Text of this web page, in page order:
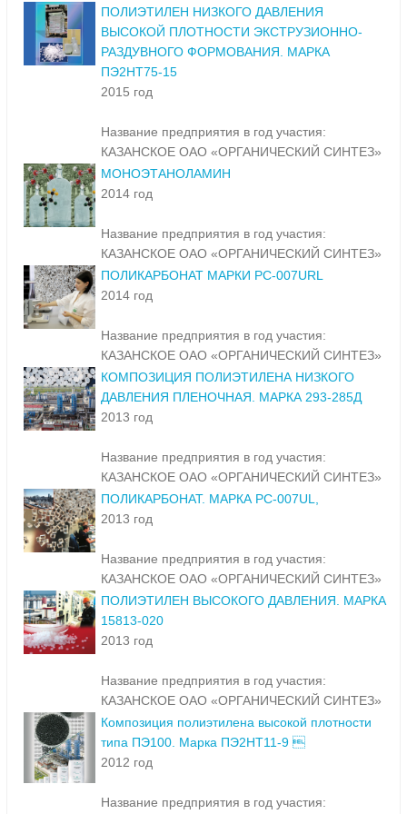
ПОЛИЭТИЛЕН НИЗКОГО ДАВЛЕНИЯ
ВЫСОКОЙ ПЛОТНОСТИ ЭКСТРУЗИОННО-
РАЗДУВНОГО ФОРМОВАНИЯ. МАРКА
ПЭ2НТ75-15
2015 год
Название предприятия в год участия:
КАЗАНСКОЕ ОАО «ОРГАНИЧЕСКИЙ СИНТЕЗ»
МОНОЭТАНОЛАМИН
2014 год
Название предприятия в год участия:
КАЗАНСКОЕ ОАО «ОРГАНИЧЕСКИЙ СИНТЕЗ»
ПОЛИКАРБОНАТ МАРКИ PC-007URL
2014 год
Название предприятия в год участия:
КАЗАНСКОЕ ОАО «ОРГАНИЧЕСКИЙ СИНТЕЗ»
КОМПОЗИЦИЯ ПОЛИЭТИЛЕНА НИЗКОГО
ДАВЛЕНИЯ ПЛЕНОЧНАЯ. МАРКА 293-285Д
2013 год
Название предприятия в год участия:
КАЗАНСКОЕ ОАО «ОРГАНИЧЕСКИЙ СИНТЕЗ»
ПОЛИКАРБОНАТ. МАРКА PC-007UL,
2013 год
Название предприятия в год участия:
КАЗАНСКОЕ ОАО «ОРГАНИЧЕСКИЙ СИНТЕЗ»
ПОЛИЭТИЛЕН ВЫСОКОГО ДАВЛЕНИЯ. МАРКА
15813-020
2013 год
Название предприятия в год участия:
КАЗАНСКОЕ ОАО «ОРГАНИЧЕСКИЙ СИНТЕЗ»
Композиция полиэтилена высокой плотности
типа ПЭ100. Марка ПЭ2НТ11-9 
2012 год
Название предприятия в год участия: